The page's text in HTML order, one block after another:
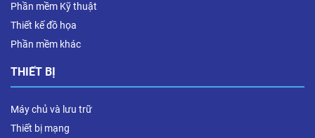
Phần mềm Kỹ thuật
Thiết kế đồ họa
Phần mềm khác
THIẾT BỊ
Máy chủ và lưu trữ
Thiết bị mạng